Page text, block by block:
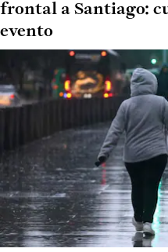
frontal a Santiago:
evento